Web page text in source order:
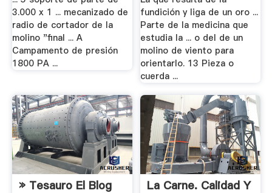
3.000 x 1 ... mecanizado de
radio de cortador de la
molino "final ... A
Campamento de presión
1800 PA ...
fundición y liga de un oro ...
Parte de la medicina que
estudia la ... o del de un
molino de viento para
orientarlo. 13 Pieza o
cuerda ...
» Tesauro El Blog
La Carne. Calidad Y